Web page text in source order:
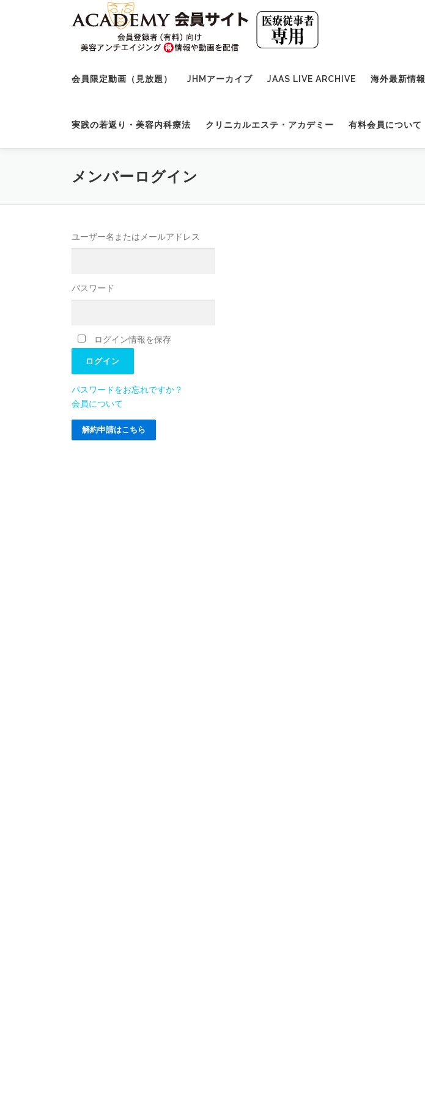
会員限定動画（見放題） JHMアーカイブ JAAS LIVE ARCHIVE 海外最新情報
実践の若返り・美容内科療法 クリニカルエステ・アカデミー 有料会員について
メンバーログイン
ユーザー名またはメールアドレス
パスワード
ログイン情報を保存
パスワードをお忘れですか？
会員について
解約申請はこちら